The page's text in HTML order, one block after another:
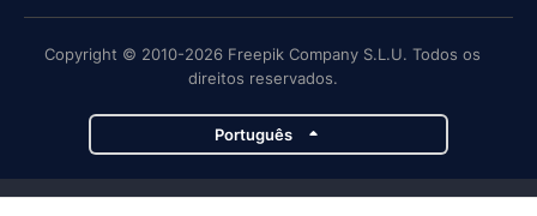
Copyright © 2010-2026 Freepik Company S.L.U. Todos os
direitos reservados.
Português